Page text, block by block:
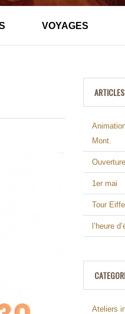
VOYAGES
Mont.
1er mai
Tour
l’heure
Ateliers